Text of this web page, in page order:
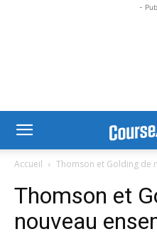
-
Accueil Thomson et Golding de
Thomson et
nouveau